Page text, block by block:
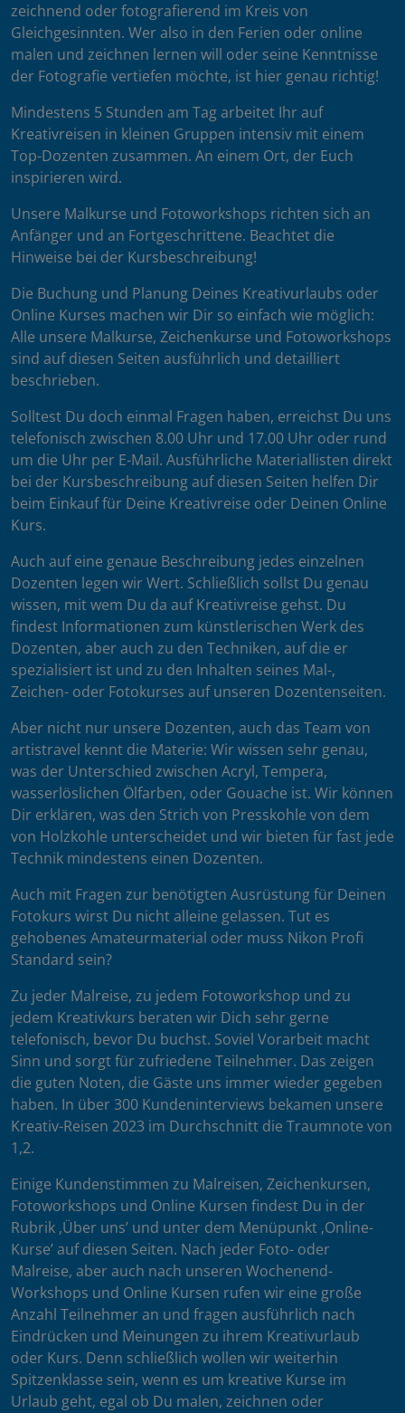
zeichnend oder fotografierend im Kreis von
Gleichgesinnten. Wer also in den Ferien oder online
malen und zeichnen lernen will oder seine Kenntnisse
der Fotografie vertiefen möchte, ist hier genau richtig!
Mindestens 5 Stunden am Tag arbeitet Ihr auf
Kreativreisen in kleinen Gruppen intensiv mit einem
Top-Dozenten zusammen. An einem Ort, der Euch
inspirieren wird.
Unsere Malkurse und Fotoworkshops richten sich an
Anfänger und an Fortgeschrittene. Beachtet die
Hinweise bei der Kursbeschreibung!
Die Buchung und Planung Deines Kreativurlaubs oder
Online Kurses machen wir Dir so einfach wie möglich:
Alle unsere Malkurse, Zeichenkurse und Fotoworkshops
sind auf diesen Seiten ausführlich und detailliert
beschrieben.
Solltest Du doch einmal Fragen haben, erreichst Du uns
telefonisch zwischen 8.00 Uhr und 17.00 Uhr oder rund
um die Uhr per E-Mail. Ausführliche Materiallisten direkt
bei der Kursbeschreibung auf diesen Seiten helfen Dir
beim Einkauf für Deine Kreativreise oder Deinen Online
Kurs.
Auch auf eine genaue Beschreibung jedes einzelnen
Dozenten legen wir Wert. Schließlich sollst Du genau
wissen, mit wem Du da auf Kreativreise gehst. Du
findest Informationen zum künstlerischen Werk des
Dozenten, aber auch zu den Techniken, auf die er
spezialisiert ist und zu den Inhalten seines Mal-,
Zeichen- oder Fotokurses auf unseren Dozentenseiten.
Aber nicht nur unsere Dozenten, auch das Team von
artistravel kennt die Materie: Wir wissen sehr genau,
was der Unterschied zwischen Acryl, Tempera,
wasserlöslichen Ölfarben, oder Gouache ist. Wir können
Dir erklären, was den Strich von Presskohle von dem
von Holzkohle unterscheidet und wir bieten für fast jede
Technik mindestens einen Dozenten.
Auch mit Fragen zur benötigten Ausrüstung für Deinen
Fotokurs wirst Du nicht alleine gelassen. Tut es
gehobenes Amateurmaterial oder muss Nikon Profi
Standard sein?
Zu jeder Malreise, zu jedem Fotoworkshop und zu
jedem Kreativkurs beraten wir Dich sehr gerne
telefonisch, bevor Du buchst. Soviel Vorarbeit macht
Sinn und sorgt für zufriedene Teilnehmer. Das zeigen
die guten Noten, die Gäste uns immer wieder gegeben
haben. In über 300 Kundeninterviews bekamen unsere
Kreativ-Reisen 2023 im Durchschnitt die Traumnote von
1,2.
Einige Kundenstimmen zu Malreisen, Zeichenkursen,
Fotoworkshops und Online Kursen findest Du in der
Rubrik ‚Über uns’ und unter dem Menüpunkt ‚Online-
Kurse’ auf diesen Seiten. Nach jeder Foto- oder
Malreise, aber auch nach unseren Wochenend-
Workshops und Online Kursen rufen wir eine große
Anzahl Teilnehmer an und fragen ausführlich nach
Eindrücken und Meinungen zu ihrem Kreativurlaub
oder Kurs. Denn schließlich wollen wir weiterhin
Spitzenklasse sein, wenn es um kreative Kurse im
Urlaub geht, egal ob Du malen, zeichnen oder